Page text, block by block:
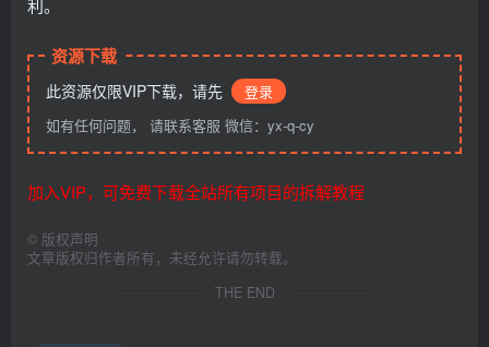
利。
资源下载
此资源仅限VIP下载，请先
登录
如有任何问题， 请联系客服 微信：yx-q-cy
加入VIP，可免费下载全站所有项目的拆解教程
© 版权声明
文章版权归作者所有，未经允许请勿转载。
THE END